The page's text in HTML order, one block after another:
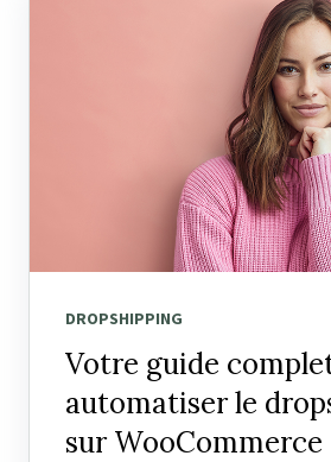
DROPSHIPPING
Votre guide
automatiser le
sur WooCommerce